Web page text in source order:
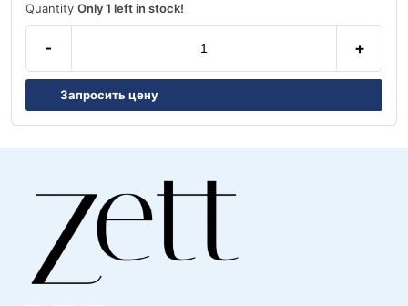
Quantity Only 1 left in stock!
- +
Запросить цену